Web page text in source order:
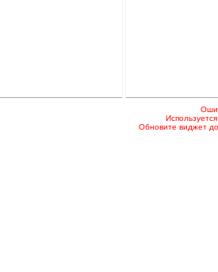
Обновите виджет